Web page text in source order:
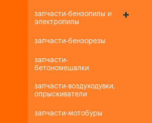
запчасти-бензопилы и
электропилы
запчасти-бензорезы
запчасти-
бетономешалки
запчасти-воздуходувки,
опрыскиватели
запчасти-мотобуры